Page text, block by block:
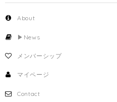
About
▶︎News
メンバーシップ
マイページ
Contact